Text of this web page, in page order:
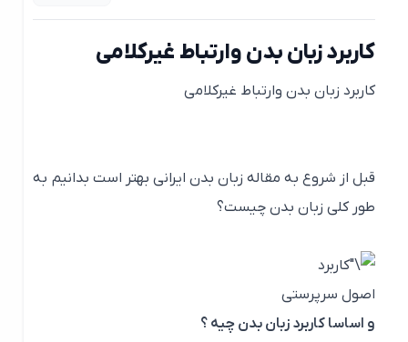
کاربرد زبان بدن وارتباط غیرکلامی
کاربرد زبان بدن وارتباط غیرکلامی
قبل از شروع به مقاله زبان بدن ایرانی بهتر است بدانیم به
طور کلی زبان بدن چیست؟
اصول سرپرستی
و اساسا کاربرد زبان بدن چیه ؟